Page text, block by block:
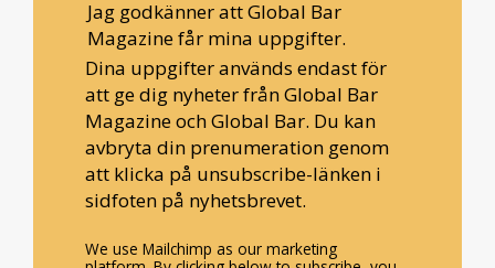
Jag godkänner att Global Bar
Magazine får mina uppgifter.
Dina uppgifter används endast för
att ge dig nyheter från Global Bar
Magazine och Global Bar. Du kan
avbryta din prenumeration genom
att klicka på unsubscribe-länken i
sidfoten på nyhetsbrevet.
We use Mailchimp as our marketing